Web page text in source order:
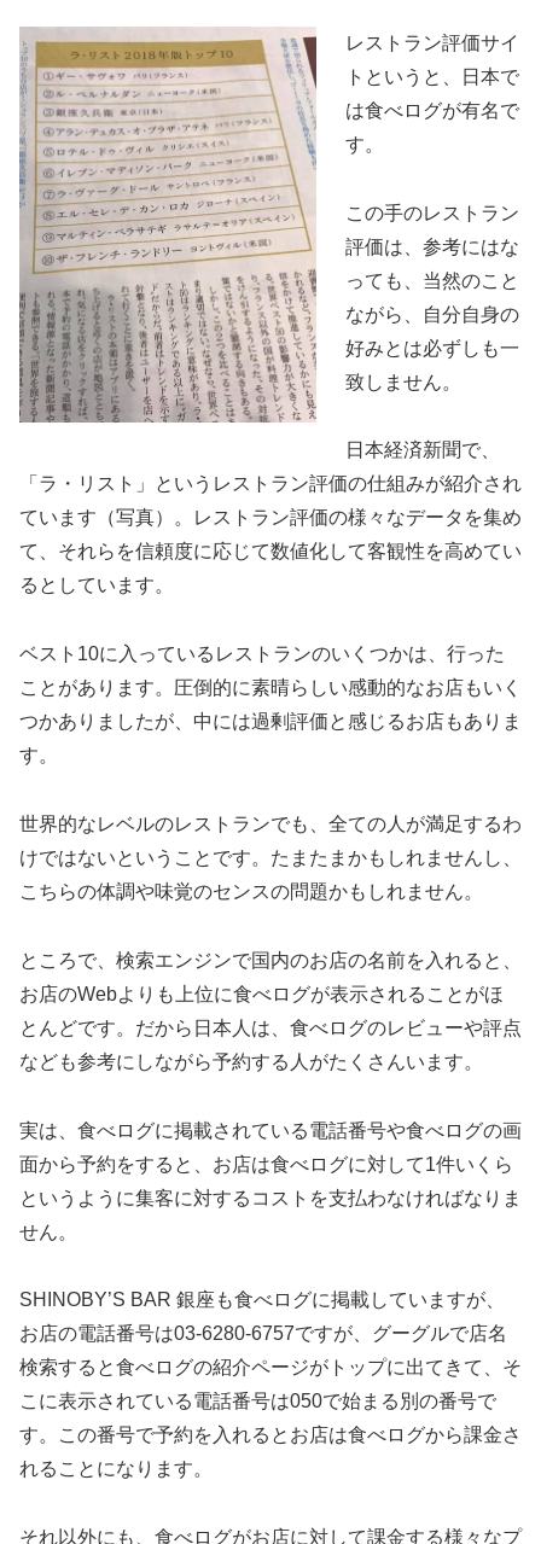
レストラン評価サイ
トというと、日本で
は食べログが有名で
す。
この手のレストラン
評価は、参考にはな
っても、当然のこと
ながら、自分自身の
好みとは必ずしも一
致しません。
日本経済新聞で、
「ラ・リスト」というレストラン評価の仕組みが紹介され
ています（写真）。レストラン評価の様々なデータを集め
て、それらを信頼度に応じて数値化して客観性を高めてい
るとしています。
ベスト10に入っているレストランのいくつかは、行った
ことがあります。圧倒的に素晴らしい感動的なお店もいく
つかありましたが、中には過剰評価と感じるお店もありま
す。
世界的なレベルのレストランでも、全ての人が満足するわ
けではないということです。たまたまかもしれませんし、
こちらの体調や味覚のセンスの問題かもしれません。
ところで、検索エンジンで国内のお店の名前を入れると、
お店のWebよりも上位に食べログが表示されることがほ
とんどです。だから日本人は、食べログのレビューや評点
なども参考にしながら予約する人がたくさんいます。
実は、食べログに掲載されている電話番号や食べログの画
面から予約をすると、お店は食べログに対して1件いくら
というように集客に対するコストを支払わなければなりま
せん。
SHINOBY’S BAR 銀座も食べログに掲載していますが、
お店の電話番号は03-6280-6757ですが、グーグルで店名
検索すると食べログの紹介ページがトップに出てきて、そ
こに表示されている電話番号は050で始まる別の番号で
す。この番号で予約を入れるとお店は食べログから課金さ
れることになります。
それ以外にも、食べログがお店に対して課金する様々なプ